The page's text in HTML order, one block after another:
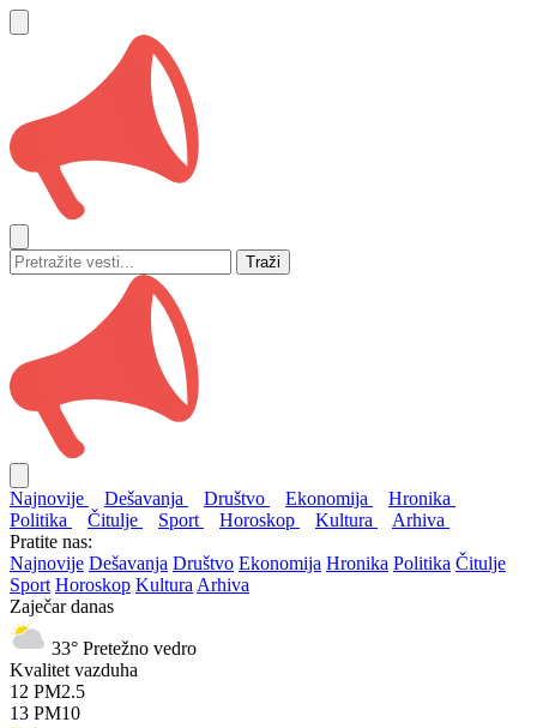
Traži
Najnovije Dešavanja Društvo Ekonomija
Hronika
Politika
Čitulje Sport Horoskop Kultura
Arhiva
Pratite nas:
Najnovije Dešavanja Društvo Ekonomija Hronika Politika Čitulje
Sport Horoskop Kultura Arhiva
Zaječar danas
33° Pretežno vedro
Kvalitet vazduha
12 PM2.5
13 PM10